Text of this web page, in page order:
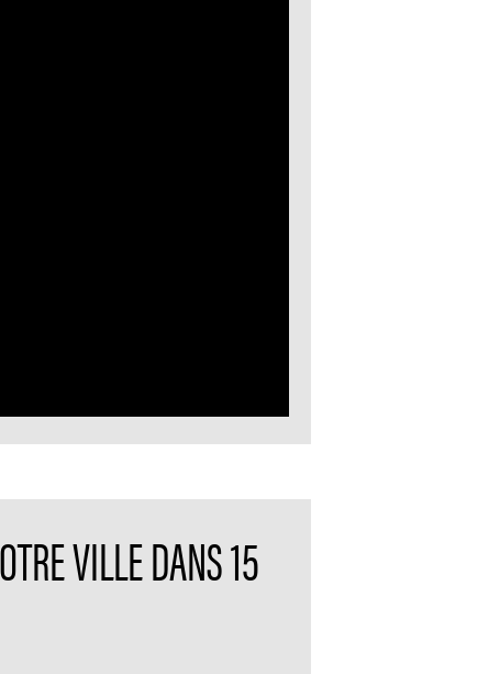
VILLE DANS 15